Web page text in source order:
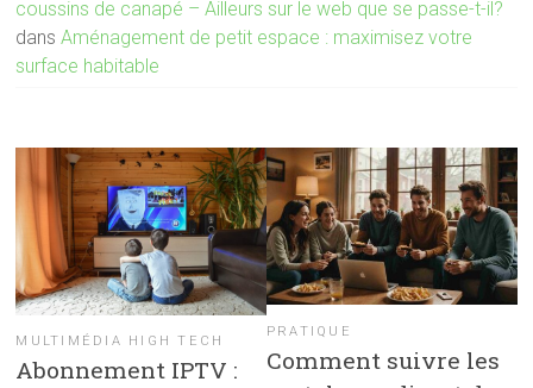
coussins de canapé – Ailleurs sur le web que se passe-t-il?
dansAménagement de petit espace : maximisez votre
surface habitable
MULTIMÉDIA HIGH TECH
Abonnement IPTV :
PRATIQUE
Comment suivre les